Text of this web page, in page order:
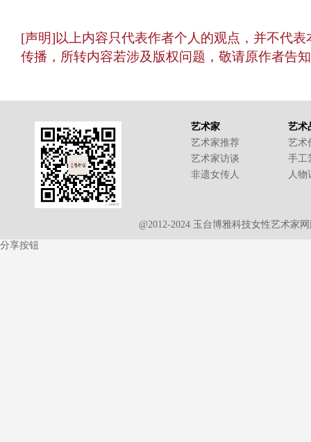
[声明]以上内容只代表作者个人的观点，并不代
传播，所转内容若涉及版权问题，敬请原作者告
艺术家
艺术家推荐
艺术家访谈
非遗女传人
艺术
艺术
手工
人物
@2012-2024 玉台博雅科技女性艺术家
分享按钮